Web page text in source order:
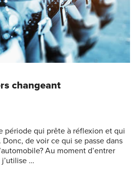
changeant
période qui prête à réflexion et qui
de voir ce qui se passe dans
Au moment d’entrer
…